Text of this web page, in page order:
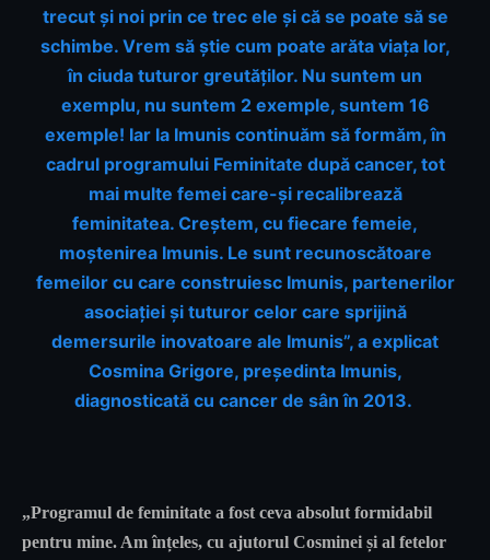
trecut și noi prin ce trec ele și că se poate să se
schimbe. Vrem să știe cum poate arăta viața lor,
în ciuda tuturor greutăților. Nu suntem un
exemplu, nu suntem 2 exemple, suntem 16
exemple! Iar la Imunis continuăm să formăm, în
cadrul programului Feminitate după cancer, tot
mai multe femei care-și recalibrează
feminitatea. Creștem, cu fiecare femeie,
moștenirea Imunis. Le sunt recunoscătoare
femeilor cu care construiesc Imunis, partenerilor
asociației și tuturor celor care sprijină
demersurile inovatoare ale Imunis”, a explicat
Cosmina Grigore, președinta Imunis,
diagnosticată cu cancer de sân în 2013.
„Programul de feminitate a fost ceva absolut formidabil
pentru mine. Am înțeles, cu ajutorul Cosminei și al fetelor